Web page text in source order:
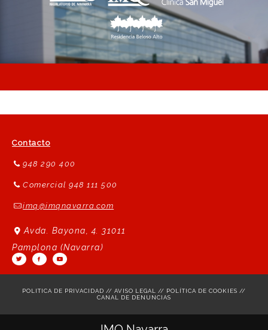
Contacto
948 290 400
Comercial 948 111 500
imq@imqnavarra.com
Avda. Bayona, 4. 31011
Pamplona (Navarra)
POLITICA DE PRIVACIDAD // AVISO LEGAL // POLÍTICA DE COOKIES //
CANAL DE DENUNCIAS